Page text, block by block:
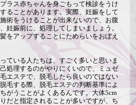
ラス赤ちゃんを身ごもって検診をうけ
ることがあります。実際、妊娠をして
術をうけることが出来ないので、お腹
妊娠前に、処理してしまいましょう。
をアップすることにためらいをおぼえ
ている人たちは、すごく多いと思いま
処理するのがやりにくいので、ミュゼ
エステで、脱毛したら良いのではない
毛する際、脱毛エステの判断基準によ
がうことがよくあるんです。大体5cm
だと指定されることが多いですが、ち